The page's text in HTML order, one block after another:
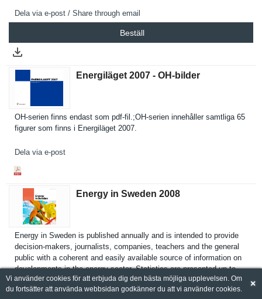
Dela via e-post / Share through email
Beställ
Energiläget 2007 - OH-​bilder
OH-serien finns endast som pdf-fil.;OH-serien innehåller samtliga 65
figurer som finns i Energiläge­t 2007.
Dela via e-post
Energy in Sweden 2008
Energy in Sweden is published annually and is intended to provide
decision-makers, journalist­s, companies, teachers and the general
public with a coherent and easily available source of informatio­n on
developmen­ts in the energy sector. Statistics are presented up to
and including year 2007, when possible. Energy in Sweden presents
facts about the use and supply of energy, present energy- and
Vi använder cookies för att erbjuda dig den bästa möjliga upplevelsen. Om
du fortsätter att använda webbsidan godkänner du att vi använder cookies.
×